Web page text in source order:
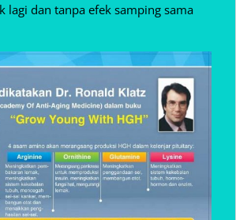
lagi dan tanpa efek samping sama